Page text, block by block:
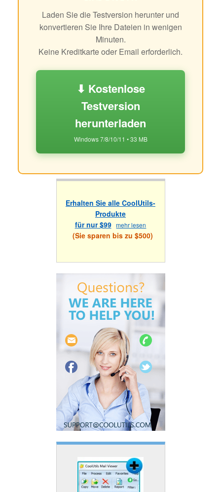
Laden Sie die Testversion herunter und
konvertieren Sie Ihre Dateien in wenigen
Minuten.
Keine Kreditkarte oder Email erforderlich.
⬇ Kostenlose
Testversion
herunterladen
Windows 7/8/10/11 • 33 MB
Erhalten Sie alle CoolUtils-
Produkte
für nur $99 mehr lesen
(Sie sparen bis zu $500)